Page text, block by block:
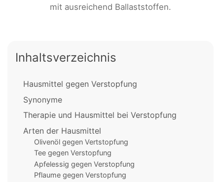
mit ausreichend Ballaststoffen.
Inhaltsverzeichnis
Hausmittel gegen Verstopfung
Synonyme
Therapie und Hausmittel bei Verstopfung
Arten der Hausmittel
Olivenöl gegen Vertstopfung
Tee gegen Verstopfung
Apfelessig gegen Verstopfung
Pflaume gegen Verstopfung